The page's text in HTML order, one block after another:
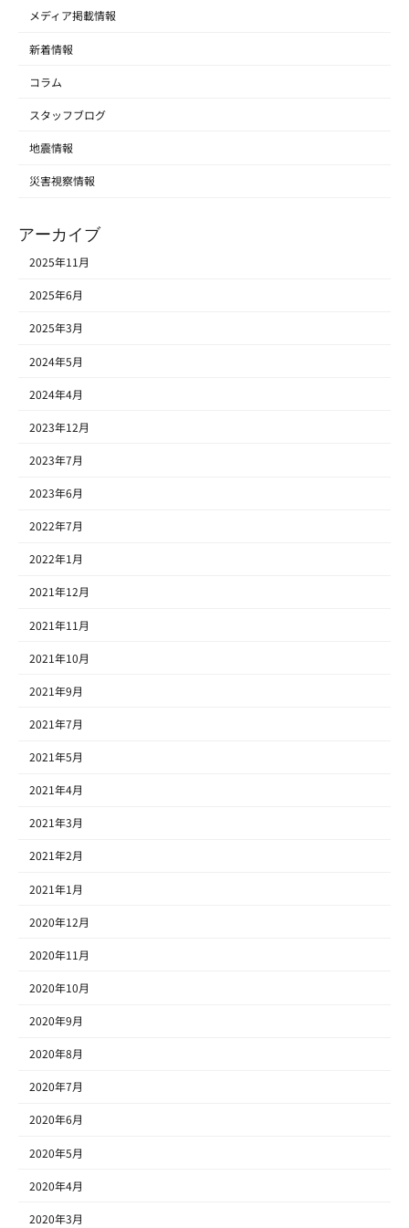
メディア掲載情報
新着情報
コラム
スタッフブログ
地震情報
災害視察情報
アーカイブ
2025年11月
2025年6月
2025年3月
2024年5月
2024年4月
2023年12月
2023年7月
2023年6月
2022年7月
2022年1月
2021年12月
2021年11月
2021年10月
2021年9月
2021年7月
2021年5月
2021年4月
2021年3月
2021年2月
2021年1月
2020年12月
2020年11月
2020年10月
2020年9月
2020年8月
2020年7月
2020年6月
2020年5月
2020年4月
2020年3月